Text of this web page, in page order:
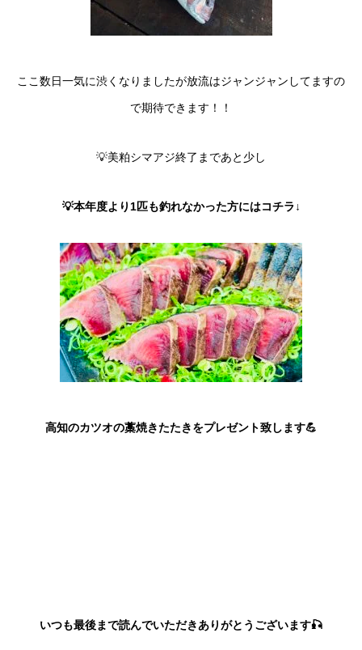
ここ数日一気に渋くなりましたが放流はジャンジャンしてますの
で期待できます！！
💡美粕シマアジ終了まであと少し
💡本年度より1匹も釣れなかった方にはコチラ↓
高知のカツオの藁焼きたたきをプレゼント致します💪
いつも最後まで読んでいただきありがとうございます🎣